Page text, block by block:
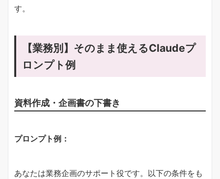
す。
【業務別】そのまま使えるClaudeプ
ロンプト例
資料作成・企画書の下書き
​プロンプト例：​
あなたは業務企画のサポート役です。以下の条件をも